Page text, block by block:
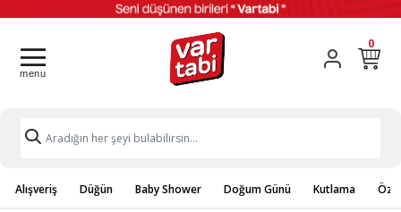
0
Alışveriş Düğün Baby Shower Doğum Günü Kutlama